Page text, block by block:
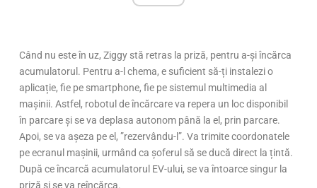
Când nu este în uz, Ziggy stă retras la priză, pentru a-și încărca
acumulatorul. Pentru a-l chema, e suficient să-ți instalezi o
aplicație, fie pe smartphone, fie pe sistemul multimedia al
mașinii. Astfel, robotul de încărcare va repera un loc disponibil
în parcare și se va deplasa autonom până la el, prin parcare.
Apoi, se va așeza pe el, ”rezervându-l”. Va trimite coordonatele
pe ecranul mașinii, urmând ca șoferul să se ducă direct la țintă.
După ce încarcă acumulatorul EV-ului, se va întoarce singur la
priză și se va reîncărca.